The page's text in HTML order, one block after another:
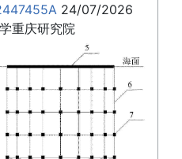
24/07/2026
重庆研究院